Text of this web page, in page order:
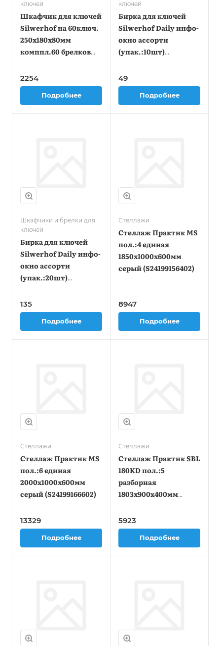
ключей
Шкафчик для ключей
Silwerhof на 60ключ.
250х180х80мм
комппл.60 брелков
2254
Подробнее
ключей
Бирка для ключей
Silwerhof Daily инфо-
окно ассорти
(упак.:10шт)
49
Подробнее
Шкафчики и брелки для
ключей
Бирка для ключей
Silwerhof Daily инфо-
окно ассорти
(упак.:20шт)
135
Подробнее
Стеллажи
Стеллаж Практик MS
пол.:4 единая
1850x1000x600мм
серый (S24199156402)
8947
Подробнее
Стеллажи
Стеллаж Практик MS
пол.:6 единая
2000x1000x600мм
серый (S24199166602)
13329
Подробнее
Стеллажи
Стеллаж Практик SBL
180KD пол.:5
разборная
1803x900x400мм
(S24499373309)
5923
Подробнее